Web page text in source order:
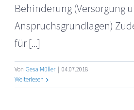
Behinderung (Versorgung
Anspruchsgrundlagen)
für [...]
Von Gesa Müller | 04.07.2018
Weiterlesen